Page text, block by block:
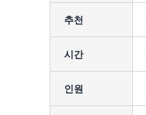
추천
시간
인원